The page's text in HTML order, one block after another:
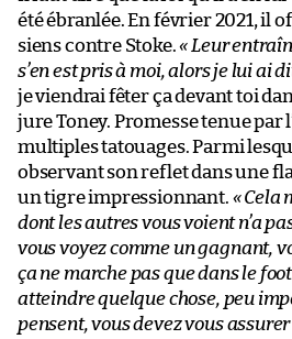
été ébranlée. En février 2021, il
siens contre Stoke.« Leur
s’en est pris à moi, alors je lui ai
je viendrai fêter ça devant toi
jure Toney. Promesse tenue par
multiples tatouages. Parmi
observant son reflet dans une
un tigre impressionnant. « Cela
dont les autres vous voient n’a
vous voyez comme un gagnant,
ça ne marche pas que dans le
atteindre quelque chose, peu
pensent, vous devez vous assurer